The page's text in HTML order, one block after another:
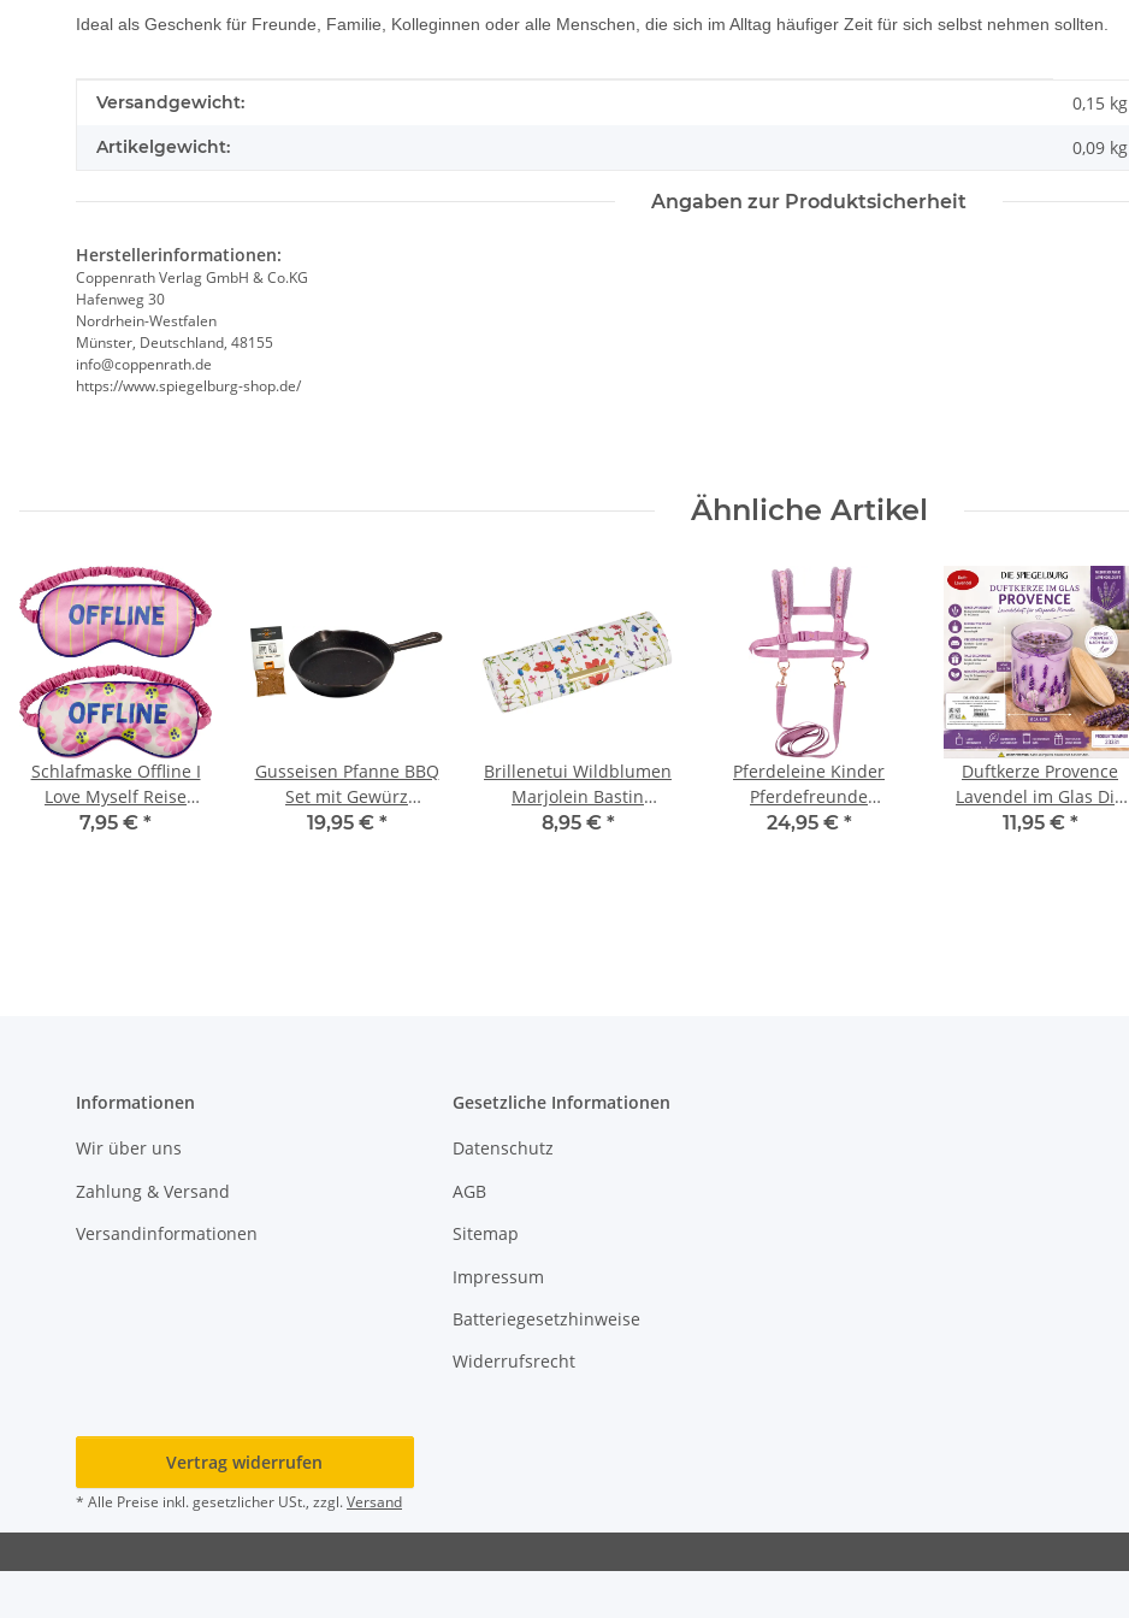
Ideal als Geschenk für Freunde, Familie, Kolleginnen oder alle Menschen, die sich im Alltag häufiger Zeit für sich selbst nehmen sollten.
Produkteigenschaft
Wert
Versandgewicht: 0,15 kg
Artikelgewicht: 0,09 kg
Angaben zur Produktsicherheit
Herstellerinformationen:
Coppenrath Verlag GmbH & Co.KG
Hafenweg 30
Nordrhein-Westfalen
Münster, Deutschland, 48155
info@coppenrath.de
https://www.spiegelburg-shop.de/
Ähnliche Artikel
Schlafmaske Offline I
Love Myself Reise
Schlafmaske, Sortiert
7,95 € *
Gusseisen Pfanne BBQ
Set mit Gewürz
Grillpfanne
19,95 € *
Brillenetui Wildblumen
Marjolein Bastin
GartenLiebe mit
8,95 € *
Pferdeleine Kinder
Pferdefreunde
Spielgeschirr Hobby
24,95 € *
Duftkerze Provence
Lavendel im Glas Die
Spiegelburg
11,95 € *
Informationen
Wir über uns
Zahlung & Versand
Versandinformationen
Gesetzliche Informationen
Datenschutz
AGB
Sitemap
Impressum
Batteriegesetzhinweise
Widerrufsrecht
Vertrag widerrufen
* Alle Preise inkl. gesetzlicher USt., zzgl.Versand